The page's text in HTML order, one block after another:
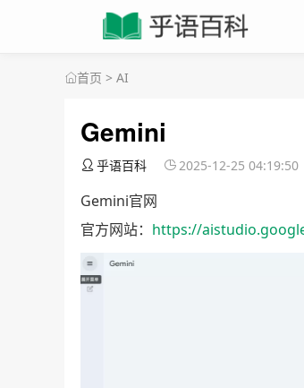
首页 > AI
Gemini
乎语百科 2025-12-25 04:19:50
Gemini官网
官方网站： https://